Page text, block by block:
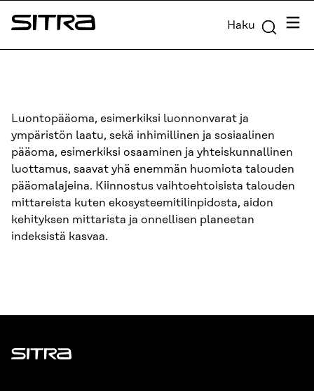
Siirry
suoraan
Sitra Haku
Luontopääoma, esimerkiksi luonnonvarat ja
ympäristön laatu, sekä inhimillinen ja sosiaalinen
pääoma, esimerkiksi osaaminen ja yhteiskunnallinen
luottamus, saavat yhä enemmän huomiota talouden
pääomalajeina. Kiinnostus vaihtoehtoisista talouden
mittareista kuten ekosysteemitilinpidosta, aidon
kehityksen mittarista ja onnellisen planeetan
indeksistä kasvaa.
Sitra